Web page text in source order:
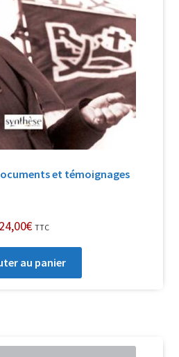
et témoignages
24,00€ TTC
au panier